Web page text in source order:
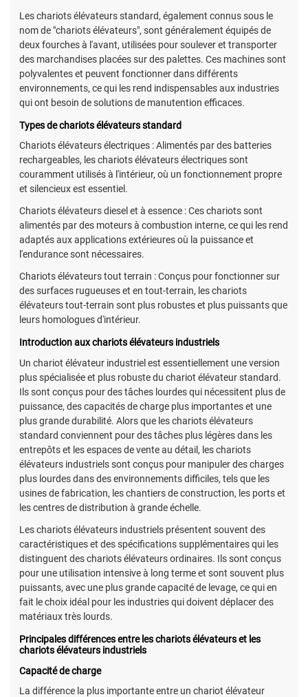
Les chariots élévateurs standard, également connus sous le
nom de "chariots élévateurs", sont généralement équipés de
deux fourches à l'avant, utilisées pour soulever et transporter
des marchandises placées sur des palettes. Ces machines sont
polyvalentes et peuvent fonctionner dans différents
environnements, ce qui les rend indispensables aux industries
qui ont besoin de solutions de manutention efficaces.
Types de chariots élévateurs standard
Chariots élévateurs électriques : Alimentés par des batteries
rechargeables, les chariots élévateurs électriques sont
couramment utilisés à l'intérieur, où un fonctionnement propre
et silencieux est essentiel.
Chariots élévateurs diesel et à essence : Ces chariots sont
alimentés par des moteurs à combustion interne, ce qui les rend
adaptés aux applications extérieures où la puissance et
l'endurance sont nécessaires.
Chariots élévateurs tout terrain : Conçus pour fonctionner sur
des surfaces rugueuses et en tout-terrain, les chariots
élévateurs tout-terrain sont plus robustes et plus puissants que
leurs homologues d'intérieur.
Introduction aux chariots élévateurs industriels
Un chariot élévateur industriel est essentiellement une version
plus spécialisée et plus robuste du chariot élévateur standard.
Ils sont conçus pour des tâches lourdes qui nécessitent plus de
puissance, des capacités de charge plus importantes et une
plus grande durabilité. Alors que les chariots élévateurs
standard conviennent pour des tâches plus légères dans les
entrepôts et les espaces de vente au détail, les chariots
élévateurs industriels sont conçus pour manipuler des charges
plus lourdes dans des environnements difficiles, tels que les
usines de fabrication, les chantiers de construction, les ports et
les centres de distribution à grande échelle.
Les chariots élévateurs industriels présentent souvent des
caractéristiques et des spécifications supplémentaires qui les
distinguent des chariots élévateurs ordinaires. Ils sont conçus
pour une utilisation intensive à long terme et sont souvent plus
puissants, avec une plus grande capacité de levage, ce qui en
fait le choix idéal pour les industries qui doivent déplacer des
matériaux très lourds.
Principales différences entre les chariots élévateurs et les
chariots élévateurs industriels
Capacité de charge
La différence la plus importante entre un chariot élévateur